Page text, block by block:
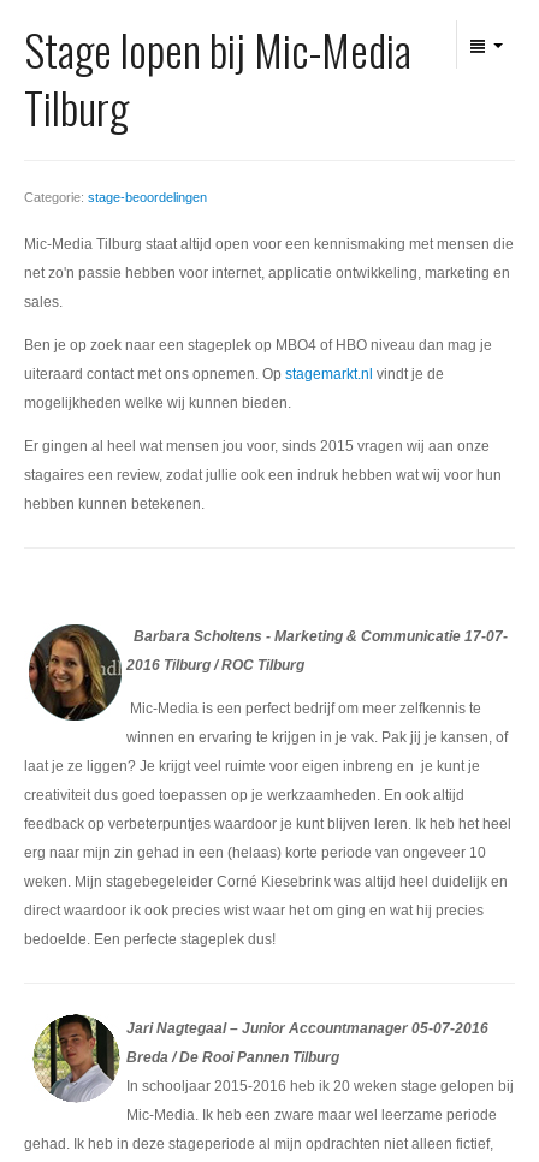
Domeinnaam registreren
SSL certificaat
Stage lopen bij Mic-Media
Tilburg
Categorie: stage-beoordelingen
Mic-Media Tilburg staat altijd open voor een kennismaking met mensen die
net zo'n passie hebben voor internet, applicatie ontwikkeling, marketing en
sales.
Ben je op zoek naar een stageplek op MBO4 of HBO niveau dan mag je
uiteraard contact met ons opnemen. Op stagemarkt.nl vindt je de
mogelijkheden welke wij kunnen bieden.
Er gingen al heel wat mensen jou voor, sinds 2015 vragen wij aan onze
stagaires een review, zodat jullie ook een indruk hebben wat wij voor hun
hebben kunnen betekenen.
Barbara Scholtens - Marketing & Communicatie 17-07-
2016 Tilburg / ROC Tilburg
Mic-Media is een perfect bedrijf om meer zelfkennis te
winnen en ervaring te krijgen in je vak. Pak jij je kansen, of
laat je ze liggen? Je krijgt veel ruimte voor eigen inbreng en je kunt je
creativiteit dus goed toepassen op je werkzaamheden. En ook altijd
feedback op verbeterpuntjes waardoor je kunt blijven leren. Ik heb het heel
erg naar mijn zin gehad in een (helaas) korte periode van ongeveer 10
weken. Mijn stagebegeleider Corné Kiesebrink was altijd heel duidelijk en
direct waardoor ik ook precies wist waar het om ging en wat hij precies
bedoelde. Een perfecte stageplek dus!
Jari Nagtegaal – Junior Accountmanager 05-07-2016
Breda / De Rooi Pannen Tilburg
In schooljaar 2015-2016 heb ik 20 weken stage gelopen bij
Mic-Media. Ik heb een zware maar wel leerzame periode
gehad. Ik heb in deze stageperiode al mijn opdrachten niet alleen fictief,